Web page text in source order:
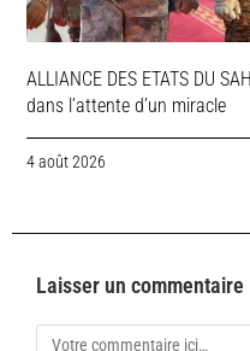
ALLIANCE DES ETATS DU
dans l’attente d’un miracle
4 août 2026
Laisser un commentaire